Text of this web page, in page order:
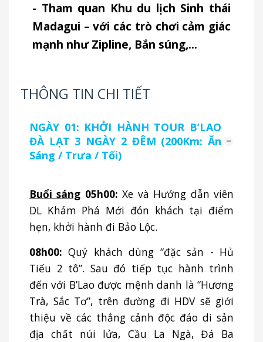
- Tham quan Khu du lịch Sinh thái
Madagui – với các trò chơi cảm giác
mạnh như Zipline, Bắn súng,…
THÔNG TIN CHI TIẾT
NGÀY 01: KHỞI HÀNH TOUR B’LAO
ĐÀ LẠT 3 NGÀY 2 ĐÊM (200Km: Ăn
Sáng / Trưa / Tối)
Buổi sáng 05h00: Xe và Hướng dẫn viên
DL Khám Phá Mới đón khách tại điểm
hẹn, khởi hành đi Bảo Lộc.
08h00: Quý khách dùng “đặc sản - Hủ
Tiếu 2 tô”. Sau đó tiếp tục hành trình
đến với B’Lao được mệnh danh là “Hương
Trà, Sắc Tơ”, trên đường đi HDV sẽ giới
thiệu về các thắng cảnh độc đáo di sản
địa chất núi lửa, Cầu La Ngà, Đá Ba